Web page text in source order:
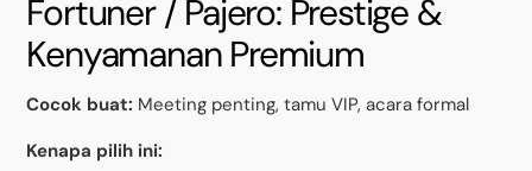
Fortuner / Pajero: Prestige &
Kenyamanan Premium
Cocok buat: Meeting penting, tamu VIP, acara formal
Kenapa pilih ini: